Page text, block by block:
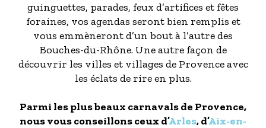
guinguettes, parades, feux d’artifices et fêtes
foraines, vos agendas seront bien remplis et
vous emmèneront d’un bout à l’autre des
Bouches-du-Rhône. Une autre façon de
découvrir les villes et villages de Provence avec
les éclats de rire en plus.
Parmi les plus beaux carnavals de Provence,
nous vous conseillons ceux d’Arles, d’Aix-en-